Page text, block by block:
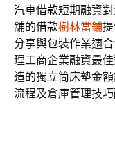
汽車借款短期融資
舖的借款樹林當鋪
分享與包裝作業適合
理工商企業融資最
造的獨立筒床墊金
流程及倉庫管理技